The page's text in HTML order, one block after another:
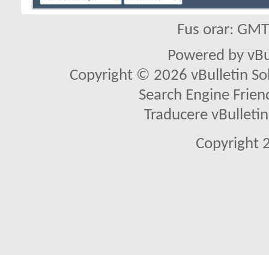
Fus orar:
Powered by
Copyright © 2026 vBulletin
Search Engine
Traducere
Copyright